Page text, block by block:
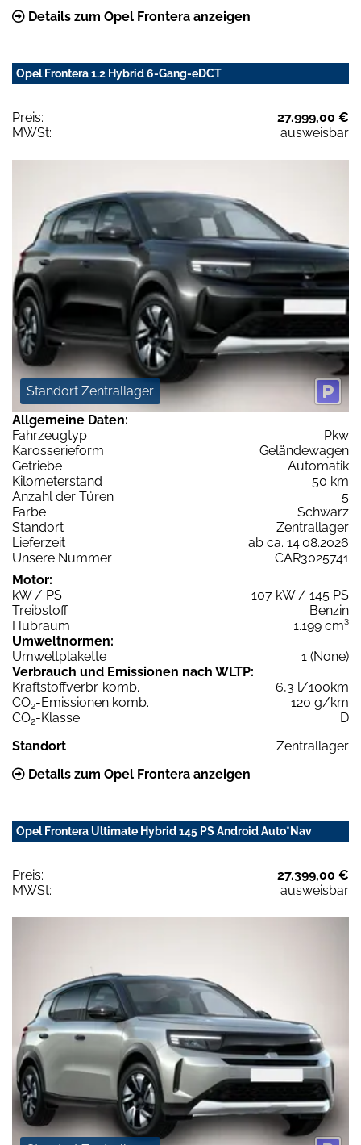
Details zum Opel Frontera anzeigen
Opel Frontera 1.2 Hybrid 6-Gang-eDCT
Preis:
27.999,00 €
MWSt:
ausweisbar
Standort Zentrallager
Allgemeine Daten:
Fahrzeugtyp
Pkw
Karosserieform
Geländewagen
Getriebe
Automatik
Kilometerstand
50 km
Anzahl der Türen
5
Farbe
Schwarz
Standort
Zentrallager
Lieferzeit
ab ca. 14.08.2026
Unsere Nummer
CAR3025741
Motor:
kW / PS
107 kW / 145 PS
Treibstoff
Benzin
Hubraum
1.199 cm³
Umweltnormen:
Umweltplakette
1 (None)
Verbrauch und Emissionen nach WLTP:
Kraftstoffverbr. komb.
6,3 l/100km
CO2-Emissionen komb.
120 g/km
CO2-Klasse
D
Standort
Zentrallager
Details zum Opel Frontera anzeigen
Opel Frontera Ultimate Hybrid 145 PS Android Auto*Nav
Preis:
27.399,00 €
MWSt:
ausweisbar